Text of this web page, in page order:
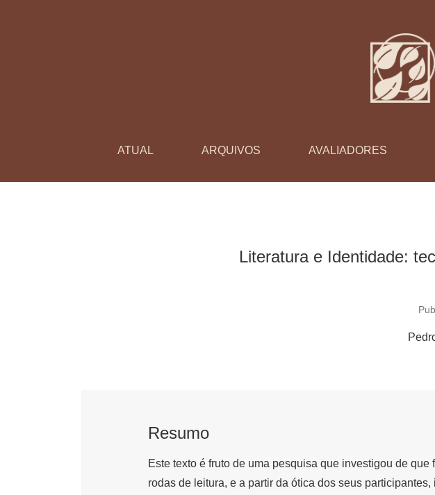
ATUAL ARQUIVOS AVALIADORES
Literatura e Identidade:
Resumo
Este texto é fruto de uma pesquisa que investigou de que
rodas de leitura, e a partir da ótica dos seus